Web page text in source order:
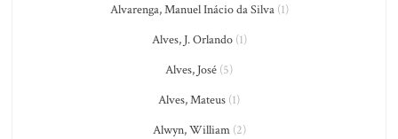
Alvarenga, Manuel Inácio da Silva(1)
Alves, J. Orlando(1)
Alves, José (5)
Alves, Mateus (1)
Alwyn, William(2)